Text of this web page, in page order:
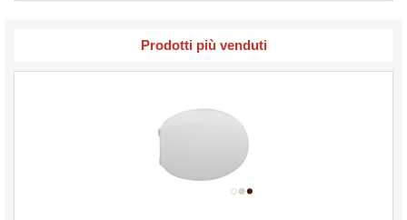
Prodotti più venduti